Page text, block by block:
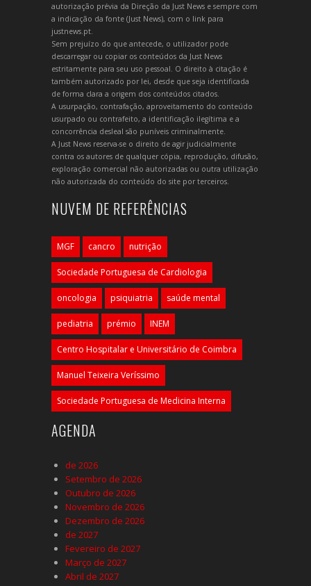
autorização prévia da Direção da Just News e sempre com
a indicação da fonte (Just News), com o link para
justnews.pt.
Sem prejuízo do que antecede, o utilizador pode
descarregar ou copiar os conteúdos da Just News
estritamente para seu uso pessoal. O direito à citação é
também autorizado por lei, desde que seja identificada
de forma clara a origem dos conteúdos citados.
A usurpação, contrafação, aproveitamento do conteúdo
usurpado ou contrafeito, a identificação ilegítima e a
concorrência desleal são puníveis criminalmente.
A Just News reserva-se o direito de agir judicialmente
contra os autores de qualquer cópia, reprodução, difusão,
exploração comercial não autorizadas ou outra utilização
não autorizada do conteúdo do site por terceiros.
NUVEM DE REFERÊNCIAS
MGF cancro nutrição
Sociedade Portuguesa de Cardiologia
oncologia psiquiatria saúde mental
pediatria prémio INEM
Centro Hospitalar e Universitário de Coimbra
Manuel Teixeira Veríssimo
Sociedade Portuguesa de Medicina Interna
AGENDA
de 2026
Setembro de 2026
Outubro de 2026
Novembro de 2026
Dezembro de 2026
de 2027
Fevereiro de 2027
Março de 2027
Abril de 2027